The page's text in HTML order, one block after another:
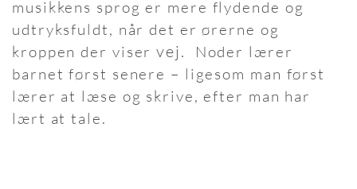
musikkens sprog er mere flydende og
udtryksfuldt, når det er ørerne og
kroppen der viservej.
Noder lærer
barnet først senere – ligesom man først
lærer at læse og skrive, efter man har
lært at tale.